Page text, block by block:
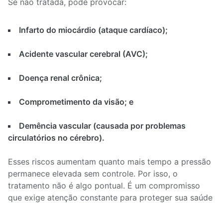
Infarto do miocárdio (ataque cardíaco);
Acidente vascular cerebral (AVC);
Doença renal crônica;
Comprometimento da visão; e
Demência vascular (causada por problemas
circulatórios no cérebro).
Esses riscos aumentam quanto mais tempo a pressão
permanece elevada sem controle. Por isso, o
tratamento não é algo pontual. É um compromisso
que exige atenção constante para proteger sua saúde